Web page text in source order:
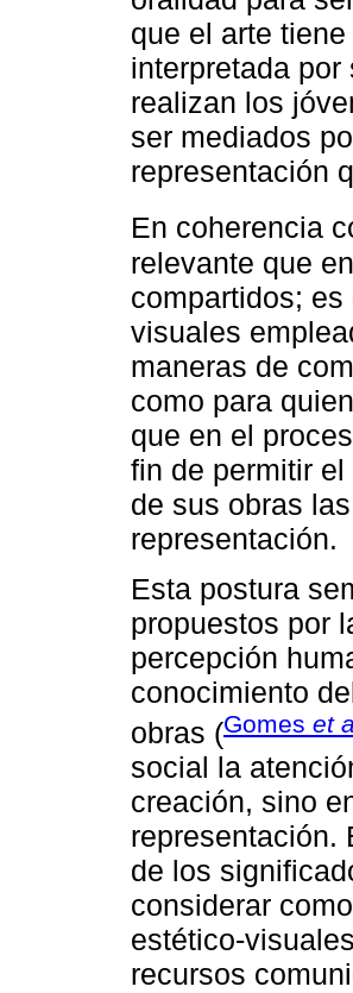
que el arte
interpretada
realizan los
ser mediados
representación
En coherencia
relevante que
compartidos;
visuales
maneras de
como para
que en el
fin de permitir
de sus obras
representación.
Esta postura
propuestos por
percepción
conocimiento
obras (Gomes et
social la
creación, sino
representación.
de los
considerar
estético-
recursos